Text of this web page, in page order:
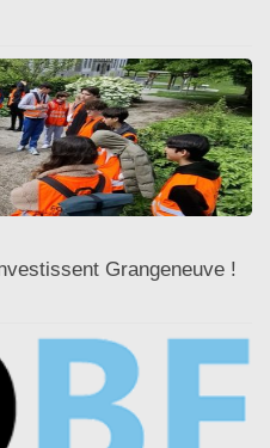
Grangeneuve !